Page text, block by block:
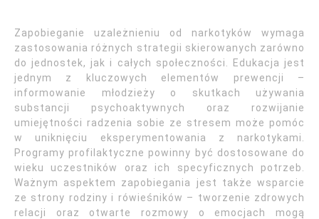
Zapobieganie uzależnieniu od narkotyków wymaga
zastosowania różnych strategii skierowanych zarówno
do jednostek, jak i całych społeczności. Edukacja jest
jednym z kluczowych elementów prewencji –
informowanie młodzieży o skutkach używania
substancji psychoaktywnych oraz rozwijanie
umiejętności radzenia sobie ze stresem może pomóc
w uniknięciu eksperymentowania z narkotykami.
Programy profilaktyczne powinny być dostosowane do
wieku uczestników oraz ich specyficznych potrzeb.
Ważnym aspektem zapobiegania jest także wsparcie
ze strony rodziny i rówieśników – tworzenie zdrowych
relacji oraz otwarte rozmowy o emocjach mogą